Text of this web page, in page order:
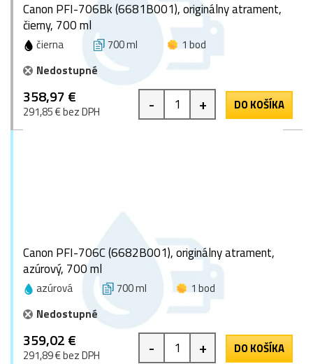
Canon PFI-706Bk (6681B001), originálny atrament,
čierny, 700 ml
čierna 700 ml
1 bod
Nedostupné
358,97 €
291,85 € bez DPH - + DO KOŠÍKA
Canon PFI-706C (6682B001), originálny atrament,
azúrový, 700 ml
azúrová 700 ml
1 bod
Nedostupné
359,02 €
291,89 € bez DPH - + DO KOŠÍKA